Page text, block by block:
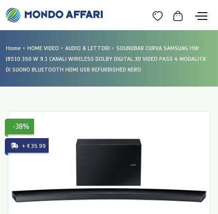
Home HOME VIDEO AUDIO & LETTORI
SOUNDBAR CURVA SAMSUNG HW
J8510 350 W 9.1 CANALI WIRELESS DOLBY DIGITAL 3D VIDEO PASS 4 MODALITA'
DI SUONO BLUETOOTH HDMI USB REFURBISHED NERO
-38%
+ € 35.99